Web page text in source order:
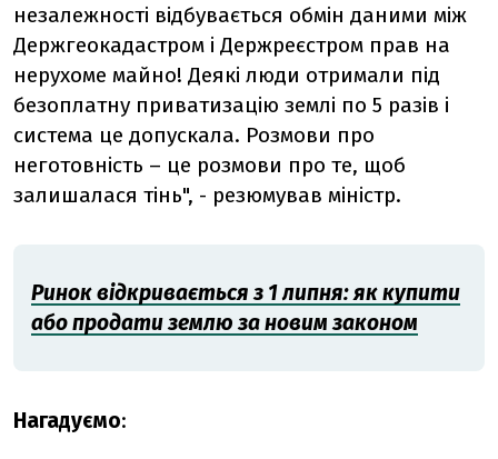
незалежності відбувається обмін даними між
Держгеокадастром і Держреєстром прав на
нерухоме майно! Деякі люди отримали під
безоплатну приватизацію землі по 5 разів і
система це допускала. Розмови про
неготовність – це розмови про те, щоб
залишалася тінь", - резюмував міністр.
Ринок відкривається з 1 липня: як купити
або продати землю за новим законом
Нагадуємо: